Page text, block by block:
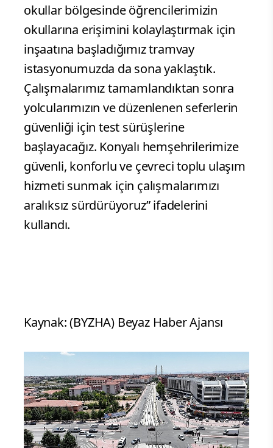
okullar bölgesinde öğrencilerimizin
okullarına erişimini kolaylaştırmak için
inşaatına başladığımız tramvay
istasyonumuzda da sona yaklaştık.
Çalışmalarımız tamamlandıktan sonra
yolcularımızın ve düzenlenen seferlerin
güvenliği için test sürüşlerine
başlayacağız. Konyalı hemşehrilerimize
güvenli, konforlu ve çevreci toplu ulaşım
hizmeti sunmak için çalışmalarımızı
aralıksız sürdürüyoruz” ifadelerini
kullandı.
Kaynak: (BYZHA) Beyaz Haber Ajansı